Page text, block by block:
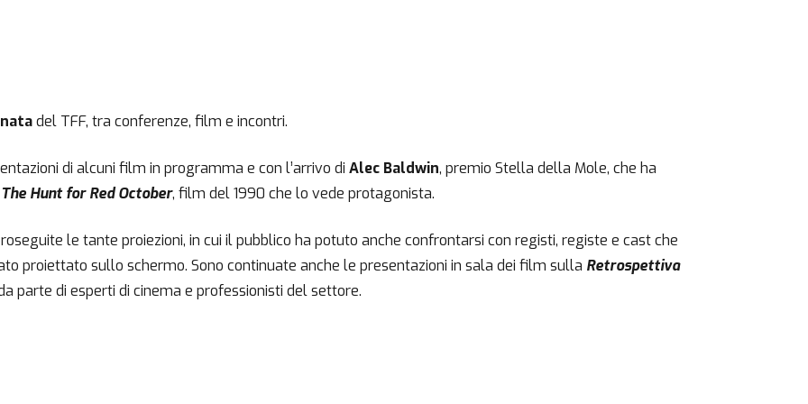
del TFF, tra conferenze, film e incontri.
di alcuni film in programma e con l’arrivo di Alec Baldwin, premio Stella della Mole, che ha
The Hunt for Red October, film del 1990 che lo vede protagonista.
le tante proiezioni, in cui il pubblico ha potuto anche confrontarsi con registi, registe e cast che
proiettato sullo schermo. Sono continuate anche le presentazioni in sala dei film sulla Retrospettiva
parte di esperti di cinema e professionisti del settore.